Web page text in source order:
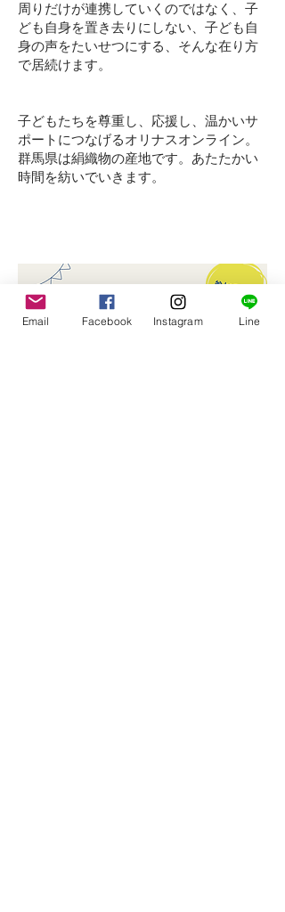
周りだけが連携していくのではなく、子
ども自身を置き去りにしない、子ども自
身の声をたいせつにする、そんな在り方
で居続けます。
子どもたちを尊重し、応援し、温かいサ
ポートにつなげるオリナスオンライン。
群馬県は絹織物の産地です。あたたかい
時間を紡いでいきます。
Email Facebook Instagram Line